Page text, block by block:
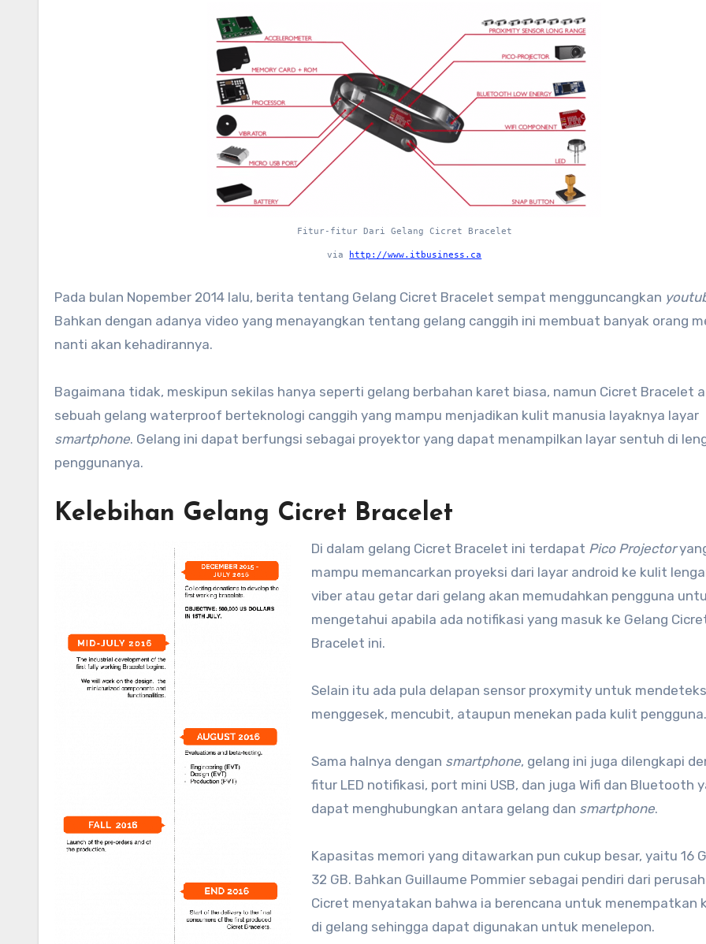
Fitur-fitur Dari Gelang Cicret Bracelet
via http://www.itbusiness.ca
Pada bulan Nopember 2014 lalu, berita tentang Gelang Cicret Bracelet sempat mengguncangkan
Bahkan dengan adanya video yang menayangkan tentang gelang canggih ini membuat banyak orang
nanti akan kehadirannya.
Bagaimana tidak, meskipun sekilas hanya seperti gelang berbahan karet biasa, namun Cicret Bracelet
sebuah gelang waterproof berteknologi canggih yang mampu menjadikan kulit manusia layaknya layar
smartphone. Gelang ini dapat berfungsi sebagai proyektor yang dapat menampilkan layar sentuh di
penggunanya.
Kelebihan Gelang Cicret Bracelet
Di dalam gelang Cicret Bracelet ini terdapat Pico Projector
mampu memancarkan proyeksi dari layar android ke kulit
viber atau getar dari gelang akan memudahkan pengguna
mengetahui apabila ada notifikasi yang masuk ke Gelang
Bracelet ini.
Selain itu ada pula delapan sensor proxymity untuk
menggesek, mencubit, ataupun menekan pada kulit pengguna.
Sama halnya dengan smartphone, gelang ini juga dilengkapi
fitur LED notifikasi, port mini USB, dan juga Wifi dan Bluetooth
dapat menghubungkan antara gelang dan smartphone.
Kapasitas memori yang ditawarkan pun cukup besar, yaitu 16
32 GB. Bahkan Guillaume Pommier sebagai pendiri dari
Cicret menyatakan bahwa ia berencana untuk menempatkan
di gelang sehingga dapat digunakan untuk menelepon.